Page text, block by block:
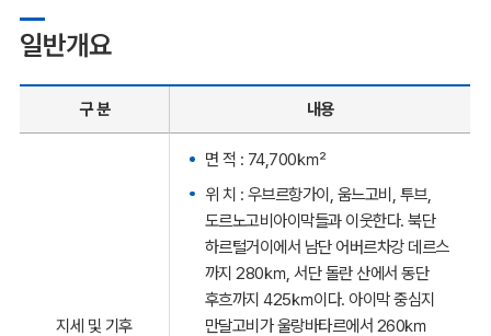
일반개요
구 분 내용
지세 및 기후
면 적 : 74,700㎢
위 치 : 우브르항가이, 움느고비, 투브,
도르노고비아이막들과 이웃한다. 북단
하르털거이에서 남단 어버르차강 데르스
까지 280㎞, 서단 돌란 산에서 동단
후흐까지 425㎞이다. 아이막 중심지
만달고비가 울랑바타르에서 260㎞